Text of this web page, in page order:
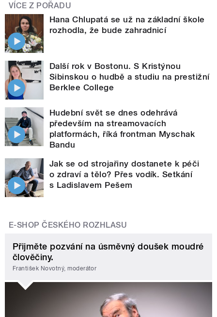
VÍCE Z POŘADU
Hana Chlupatá se už na základní škole
rozhodla, že bude zahradnicí
Další rok v Bostonu. S Kristýnou
Sibinskou o hudbě a studiu na prestižní
Berklee College
Hudební svět se dnes odehrává
především na streamovacích
platformách, říká frontman Myschak
Bandu
Jak se od strojařiny dostanete k péči
o zdraví a tělo? Přes vodík. Setkání
s Ladislavem Pešem
E-SHOP ČESKÉHO ROZHLASU
Přijměte pozvání na úsměvný doušek moudré
člověčiny.
František Novotný, moderátor